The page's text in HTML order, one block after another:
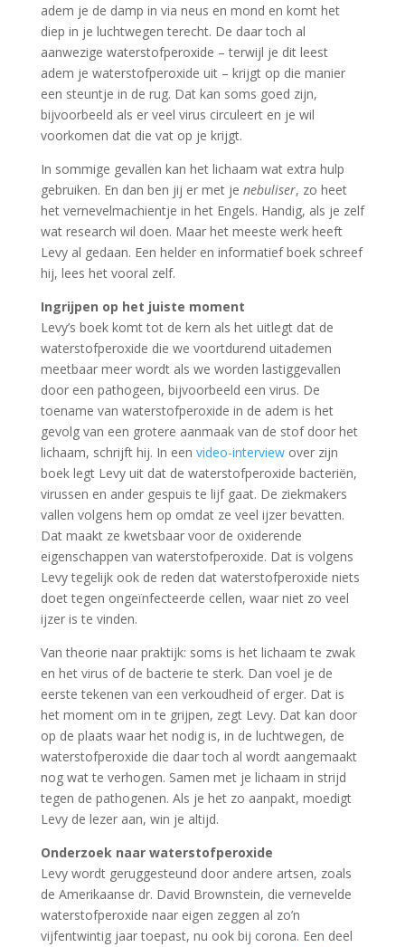
adem je de damp in via neus en mond en komt het
diep in je luchtwegen terecht. De daar toch al
aanwezige waterstofperoxide – terwijl je dit leest
adem je waterstofperoxide uit – krijgt op die manier
een steuntje in de rug. Dat kan soms goed zijn,
bijvoorbeeld als er veel virus circuleert en je wil
voorkomen dat die vat op je krijgt.
In sommige gevallen kan het lichaam wat extra hulp
gebruiken. En dan ben jij er met je nebuliser, zo heet
het vernevelmachientje in het Engels. Handig, als je zelf
wat research wil doen. Maar het meeste werk heeft
Levy al gedaan. Een helder en informatief boek schreef
hij, lees het vooral zelf.
Ingrijpen op het juiste moment
Levy’s boek komt tot de kern als het uitlegt dat de
waterstofperoxide die we voortdurend uitademen
meetbaar meer wordt als we worden lastiggevallen
door een pathogeen, bijvoorbeeld een virus. De
toename van waterstofperoxide in de adem is het
gevolg van een grotere aanmaak van de stof door het
lichaam, schrijft hij. In een video-interviewover zijn
boek legt Levy uit dat de waterstofperoxide bacteriën,
virussen en ander gespuis te lijf gaat. De ziekmakers
vallen volgens hem op omdat ze veel ijzer bevatten.
Dat maakt ze kwetsbaar voor de oxiderende
eigenschappen van waterstofperoxide. Dat is volgens
Levy tegelijk ook de reden dat waterstofperoxide niets
doet tegen ongeïnfecteerde cellen, waar niet zo veel
ijzer is te vinden.
Van theorie naar praktijk: soms is het lichaam te zwak
en het virus of de bacterie te sterk. Dan voel je de
eerste tekenen van een verkoudheid of erger. Dat is
het moment om in te grijpen, zegt Levy. Dat kan door
op de plaats waar het nodig is, in de luchtwegen, de
waterstofperoxide die daar toch al wordt aangemaakt
nog wat te verhogen. Samen met je lichaam in strijd
tegen de pathogenen. Als je het zo aanpakt, moedigt
Levy de lezer aan, win je altijd.
Onderzoek naar waterstofperoxide
Levy wordt geruggesteund door andere artsen, zoals
de Amerikaanse dr. David Brownstein, die vernevelde
waterstofperoxide naar eigen zeggen al zo’n
vijfentwintig jaar toepast, nu ook bij corona. Een deel